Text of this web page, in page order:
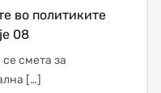
во политиките
08
смета за
[…]